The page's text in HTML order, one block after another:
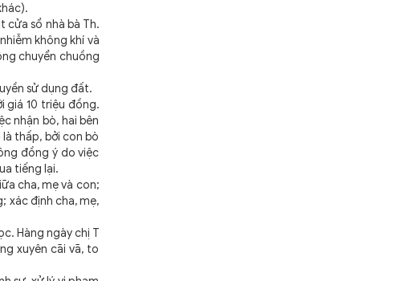
cửa sổ nhà bà Th.
không khí và
chuyển chuồng
sử dụng đất.
giá 10 triệu đồng.
nhận bò, hai bên
thấp, bởi con bò
đồng ý do việc
tiếng lại.
cha, mẹ và con;
xác định cha, mẹ,
Hàng ngày chị T
xuyên cãi vã, to